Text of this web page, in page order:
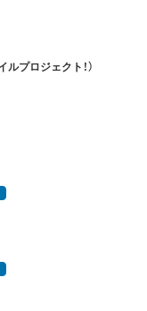
プロジェクト！）